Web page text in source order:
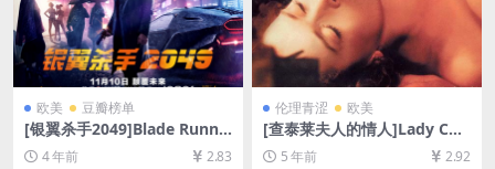
欧美 豆瓣榜单
[银翼杀手2049]Blade Runne
r 2049 (2017)[百度网盘+迅雷
云盘资源1080P超清未删减]
4 年前 2.83
伦理青涩 欧美
[查泰莱夫人的情人]Lady Cha
tterley’s Lover (1981)[百度
网盘+迅雷云盘资源1080P超
5 年前 2.92